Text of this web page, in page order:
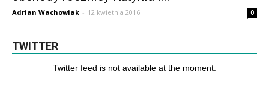
Adrian Wachowiak - 12 kwietnia 2016 0
TWITTER
Twitter feed is not available at the moment.